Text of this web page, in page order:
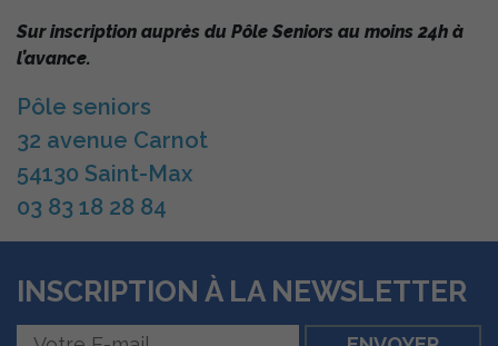
Sur inscription auprès du Pôle Seniors au moins 24h à
l’avance.
Pôle seniors
32 avenue Carnot
54130 Saint-Max
03 83 18 28 84
INSCRIPTION À LA NEWSLETTER